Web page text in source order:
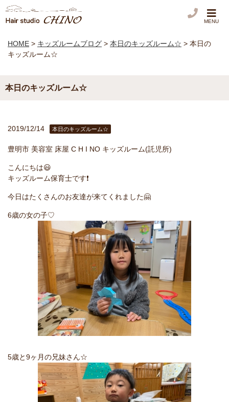
MENU
HOME > キッズルームブログ > 本日のキッズルーム☆ > 本日の
キッズルーム☆
本日のキッズルーム☆
2019/12/14 本日のキッズルーム☆
豊明市 美容室 床屋 C H I NO キッズルーム(託児所)
こんにちは😃
キッズルーム保育士です❗️
今日はたくさんのお友達が来てくれました🤗
6歳の女の子♡
5歳と9ヶ月の兄妹さん☆